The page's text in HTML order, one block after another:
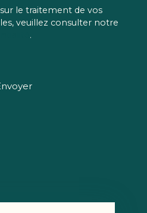
le traitement de vos
veuillez consulter notre
.